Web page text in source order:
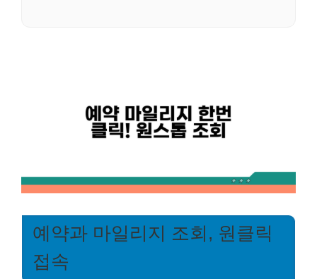
예약과 마일리지 조회, 원클릭
접속